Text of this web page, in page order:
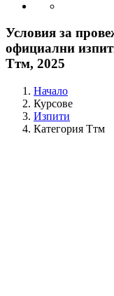
Условия за
официални
Ттм, 2025
Начало
Курсове
Изпити
Категория Ттм